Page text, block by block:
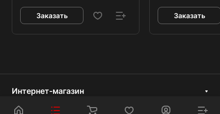
Заказать Заказать
Интернет-магазин
Компания